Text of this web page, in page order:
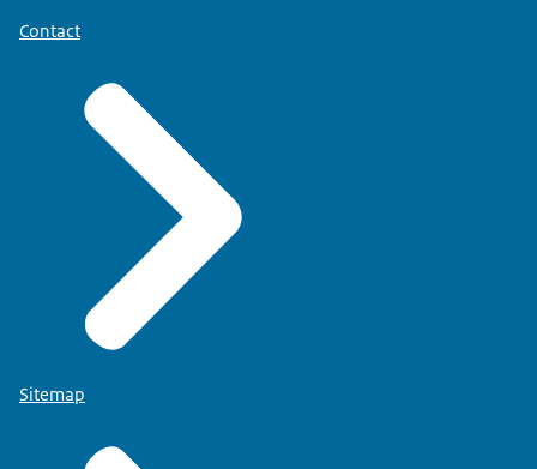
Contact
Sitemap